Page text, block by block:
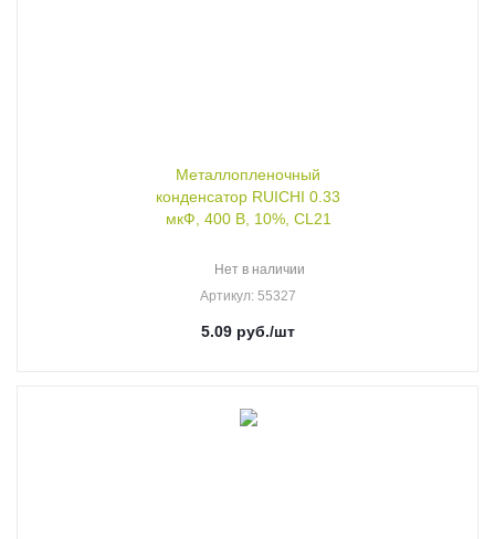
Металлопленочный
конденсатор RUICHI 0.33
мкФ, 400 В, 10%, CL21
Нет в наличии
Артикул: 55327
5.09 руб./шт